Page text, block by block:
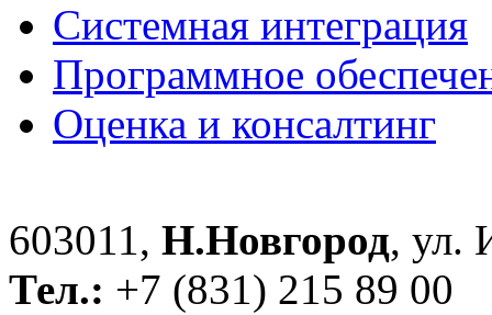
Системная интеграция
Программное
Оценка и консалтинг
603011, Н.Новгород, ул.
Тел.: +7 (831) 215 89 00